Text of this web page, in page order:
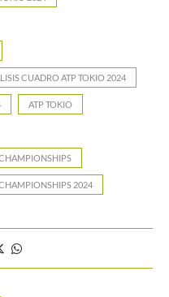
CUADRO ATP TOKIO 2024
ATP TOKIO
2024